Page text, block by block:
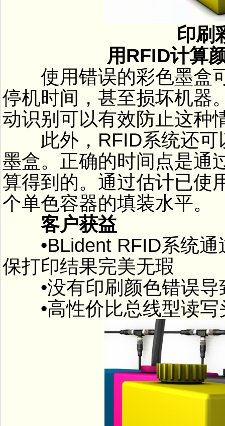
印刷彩
用RFID计算颜
使用错误的彩色墨盒可
停机时间，甚至损坏机器
动识别可以有效防止这种
此外，RFID系统还可
墨盒。正确的时间点是通
算得到的。通过估计已使
个单色容器的填装水平。
客户获益
•BLident RFID系统通
保打印结果完美无瑕
•没有印刷颜色错误导
•高性价比总线型读写